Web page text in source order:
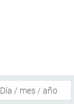
Día / mes / año